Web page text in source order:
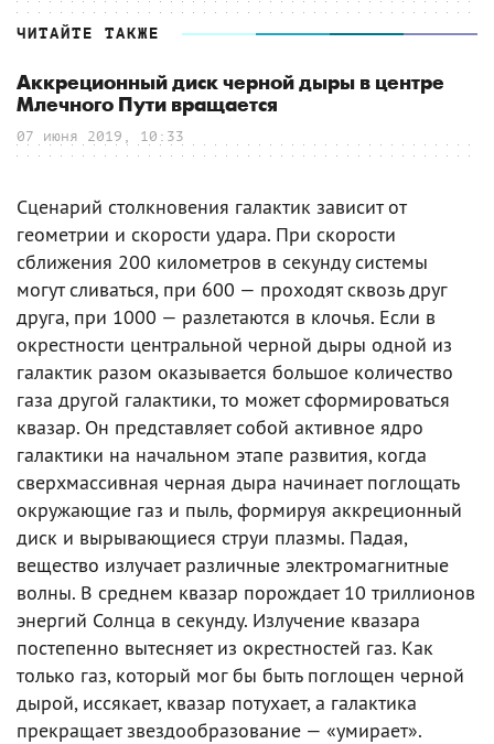
ЧИТАЙТЕ ТАКЖЕ
Аккреционный диск черной дыры в центре
Млечного Пути вращается
07 июня 2019, 10:33
Сценарий столкновения галактик зависит от
геометрии и скорости удара. При скорости
сближения 200 километров в секунду системы
могут сливаться, при 600 — проходят сквозь друг
друга, при 1000 — разлетаются в клочья. Если в
окрестности центральной черной дыры одной из
галактик разом оказывается большое количество
газа другой галактики, то может сформироваться
квазар. Он представляет собой активное ядро
галактики на начальном этапе развития, когда
сверхмассивная черная дыра начинает поглощать
окружающие газ и пыль, формируя аккреционный
диск и вырывающиеся струи плазмы. Падая,
вещество излучает различные электромагнитные
волны. В среднем квазар порождает 10 триллионов
энергий Солнца в секунду. Излучение квазара
постепенно вытесняет из окрестностей газ. Как
только газ, который мог бы быть поглощен черной
дырой, иссякает, квазар потухает, а галактика
прекращает звездообразование — «умирает».